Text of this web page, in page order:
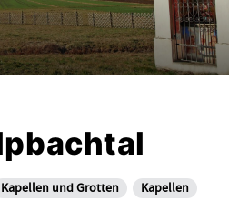
Kapellen und Grotten Kapellen